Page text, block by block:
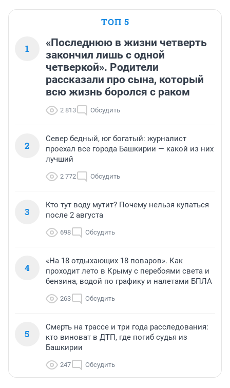
ТОП 5
1
«Последнюю в жизни четверть
закончил лишь с одной
четверкой». Родители
рассказали про сына, который
всю жизнь боролся с раком
2 813 Обсудить
2
Север бедный, юг богатый: журналист
проехал все города Башкирии — какой из них
лучший
2 772 Обсудить
3
Кто тут воду мутит? Почему нельзя купаться
после 2 августа
698 Обсудить
4
«На 18 отдыхающих 18 поваров». Как
проходит лето в Крыму с перебоями света и
бензина, водой по графику и налетами БПЛА
263 Обсудить
5
Смерть на трассе и три года расследования:
кто виноват в ДТП, где погиб судья из
Башкирии
247 Обсудить